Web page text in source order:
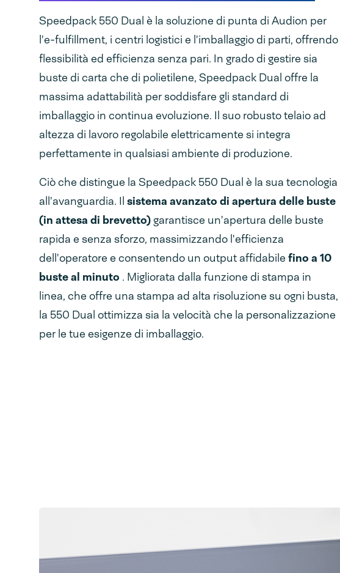
Speedpack 550 Dual è la soluzione di punta di Audion per
l'e-fulfillment, i centri logistici e l'imballaggio di parti, offrendo
flessibilità ed efficienza senza pari. In grado di gestire sia
buste di carta che di polietilene, Speedpack Dual offre la
massima adattabilità per soddisfare gli standard di
imballaggio in continua evoluzione. Il suo robusto telaio ad
altezza di lavoro regolabile elettricamente si integra
perfettamente in qualsiasi ambiente di produzione.
Ciò che distingue la Speedpack 550 Dual è la sua tecnologia
all'avanguardia. Il sistema avanzato di apertura delle buste
(in attesa di brevetto)garantisce un'apertura delle buste
rapida e senza sforzo, massimizzando l'efficienza
dell'operatore e consentendo un output affidabile fino a 10
buste al minuto . Migliorata dalla funzione di stampa in
linea, che offre una stampa ad alta risoluzione su ogni busta,
la 550 Dual ottimizza sia la velocità che la personalizzazione
per le tue esigenze di imballaggio.